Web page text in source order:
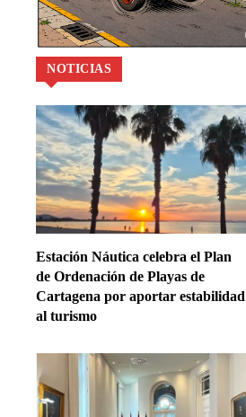
NOTICIAS
Estación Náutica celebra el Plan
de Ordenación de Playas de
Cartagena por aportar estabilidad
al turismo